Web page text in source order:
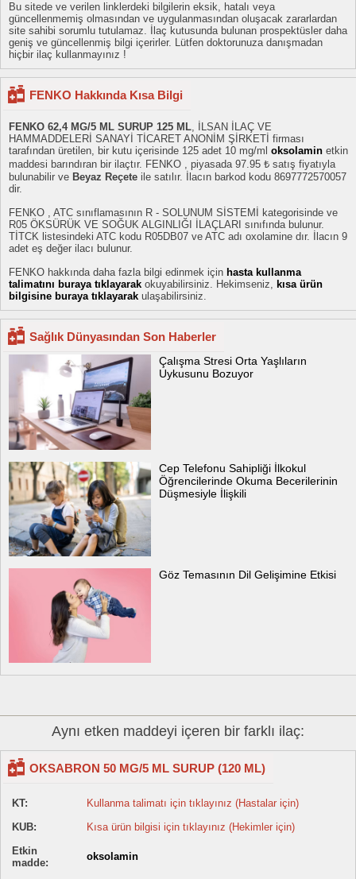
Bu sitede ve verilen linklerdeki bilgilerin eksik, hatalı veya
güncellenmemiş olmasından ve uygulanmasından oluşacak zararlardan
site sahibi sorumlu tutulamaz. İlaç kutusunda bulunan prospektüsler daha
geniş ve güncellenmiş bilgi içerirler. Lütfen doktorunuza danışmadan
hiçbir ilaç kullanmayınız !
FENKO Hakkında Kısa Bilgi
FENKO 62,4 MG/5 ML SURUP 125 ML, İLSAN İLAÇ VE
HAMMADDELERİ SANAYİ TİCARET ANONİM ŞİRKETİ firması
tarafından üretilen, bir kutu içerisinde 125 adet 10 mg/ml oksolamin etkin
maddesi barındıran bir ilaçtır. FENKO , piyasada 97.95 ₺ satış fiyatıyla
bulunabilir ve Beyaz Reçete ile satılır. İlacın barkod kodu 8697772570057
dir.
FENKO , ATC sınıflamasının R - SOLUNUM SİSTEMİ kategorisinde ve
R05 ÖKSÜRÜK VE SOĞUK ALGINLIĞI İLAÇLARI sınıfında bulunur.
TİTCK listesindeki ATC kodu R05DB07 ve ATC adı oxolamine dır. İlacın 9
adet eş değer ilacı bulunur.
FENKO hakkında daha fazla bilgi edinmek için hasta kullanma
talimatını buraya tıklayarak okuyabilirsiniz. Hekimseniz, kısa ürün
bilgisine buraya tıklayarak ulaşabilirsiniz.
Sağlık Dünyasından Son Haberler
Çalışma Stresi Orta Yaşlıların
Uykusunu Bozuyor
Cep Telefonu Sahipliği İlkokul
Öğrencilerinde Okuma Becerilerinin
Düşmesiyle İlişkili
Göz Temasının Dil Gelişimine Etkisi
Aynı etken maddeyi içeren bir farklı ilaç:
OKSABRON 50 MG/5 ML SURUP (120 ML)
KT:
Kullanma talimatı için tıklayınız (Hastalar için)
KUB:
Kısa ürün bilgisi için tıklayınız (Hekimler için)
Etkin
madde:
oksolamin